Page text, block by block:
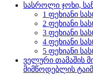
სასროლი ჯოხი,
1 ფეხიანი
2 ფეხიანი
3 ფეხიანი
4 ფეხიანი
5 ფეხიანი
ველური თამაშის
მიმწოდებლის